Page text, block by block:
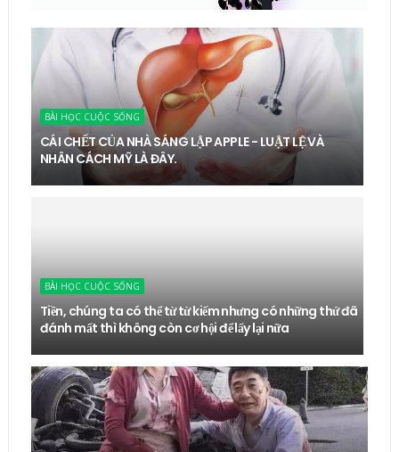
BÀI HỌC CUỘC SỐNG
CÁI CHẾT CỦA NHÀ SÁNG LẬP APPLE - LUẬT LỆ VÀ
NHÂN CÁCH MỸ LÀ ĐÂY.
BÀI HỌC CUỘC SỐNG
Tiền, chúng ta có thể từ từ kiếm nhưng có những thứ đã
đánh mất thì không còn cơ hội để lấy lại nữa